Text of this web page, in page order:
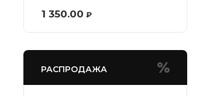
1 350.00 ₽
РАСПРОДАЖА